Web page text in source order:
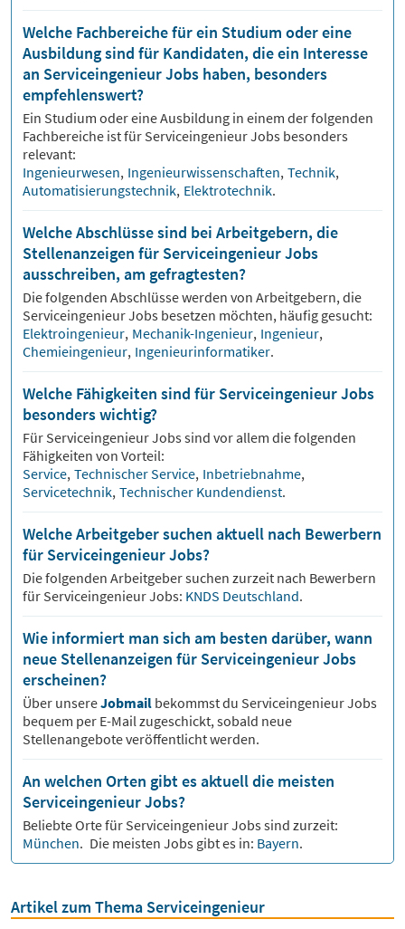
Welche Fachbereiche für ein Studium oder eine
Ausbildung sind für Kandidaten, die ein Interesse
an Serviceingenieur Jobs haben, besonders
empfehlenswert?
Ein Studium oder eine Ausbildung in einem der folgenden
Fachbereiche ist für ServiceingenieurJobs besonders
relevant:
Ingenieurwesen, Ingenieurwissenschaften, Technik,
Automatisierungstechnik, Elektrotechnik.
Welche Abschlüsse sind bei Arbeitgebern, die
Stellenanzeigen für Serviceingenieur Jobs
ausschreiben, am gefragtesten?
Die folgenden Abschlüsse werden von Arbeitgebern, die
ServiceingenieurJobs besetzen möchten, häufig gesucht:
Elektroingenieur, Mechanik-Ingenieur, Ingenieur,
Chemieingenieur, Ingenieurinformatiker.
Welche Fähigkeiten sind für Serviceingenieur Jobs
besonders wichtig?
Für ServiceingenieurJobs sind vor allem die folgenden
Fähigkeiten von Vorteil:
Service, Technischer Service, Inbetriebnahme,
Servicetechnik, Technischer Kundendienst.
Welche Arbeitgeber suchen aktuell nach Bewerbern
für Serviceingenieur Jobs?
Die folgenden Arbeitgeber suchen zurzeit nach Bewerbern
für ServiceingenieurJobs: KNDS Deutschland.
Wie informiert man sich am besten darüber, wann
neue Stellenanzeigen für Serviceingenieur Jobs
erscheinen?
Über unsereJobmail bekommst du ServiceingenieurJobs
bequem per E-Mail zugeschickt, sobald neue
Stellenangebote veröffentlicht werden.
An welchen Orten gibt es aktuell die meisten
Serviceingenieur Jobs?
Beliebte Orte für ServiceingenieurJobs sind zurzeit:
München. Die meisten Jobs gibt es in: Bayern.
Artikel zum Thema Serviceingenieur